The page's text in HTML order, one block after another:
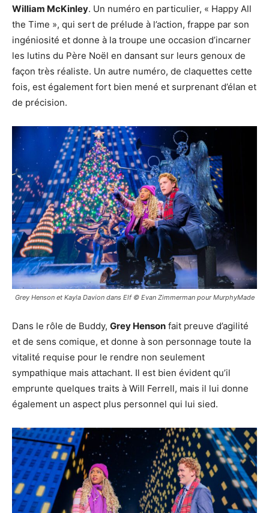
William McKinley. Un numéro en particulier, « Happy All
the Time », qui sert de prélude à l’action, frappe par son
ingéniosité et donne à la troupe une occasion d’incarner
les lutins du Père Noël en dansant sur leurs genoux de
façon très réaliste. Un autre numéro, de claquettes cette
fois, est également fort bien mené et surprenant d’élan et
de précision.
Grey Henson et Kayla Davion dans Elf © Evan Zimmerman pour MurphyMade
Dans le rôle de Buddy, Grey Henson fait preuve d’agilité
et de sens comique, et donne à son personnage toute la
vitalité requise pour le rendre non seulement
sympathique mais attachant. Il est bien évident qu’il
emprunte quelques traits à Will Ferrell, mais il lui donne
également un aspect plus personnel qui lui sied.